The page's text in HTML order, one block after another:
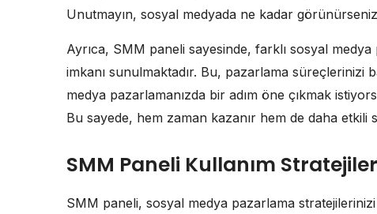
Unutmayın, sosyal medyada ne kadar
Ayrıca, SMM paneli sayesinde, farklı sosyal
imkanı sunulmaktadır. Bu, pazarlama süreçlerinizi
medya pazarlamanızda bir adım öne çıkmak
Bu sayede, hem zaman kazanır hem de daha etkili
SMM Paneli Kullanım
SMM paneli, sosyal medya pazarlama